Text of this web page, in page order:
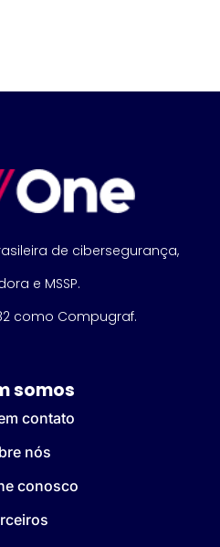
de cibersegurança,
e MSSP.
como Compugraf.
somos
contato
nós
conosco